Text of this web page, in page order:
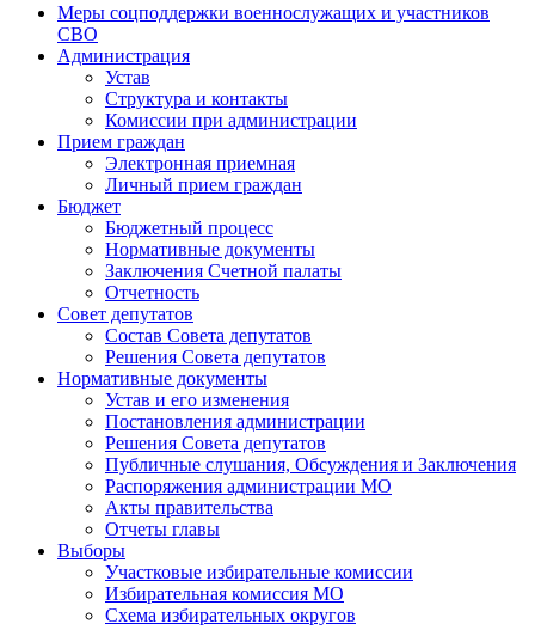
Меры соцподдержки военнослужащих и участников
СВО
Администрация
Устав
Структура и контакты
Комиссии при администрации
Прием граждан
Электронная приемная
Личный прием граждан
Бюджет
Бюджетный процесс
Нормативные документы
Заключения Счетной палаты
Отчетность
Совет депутатов
Состав Совета депутатов
Решения Совета депутатов
Нормативные документы
Устав и его изменения
Постановления администрации
Решения Совета депутатов
Публичные слушания, Обсуждения и Заключения
Распоряжения администрации МО
Акты правительства
Отчеты главы
Выборы
Участковые избирательные комиссии
Избирательная комиссия МО
Схема избирательных округов